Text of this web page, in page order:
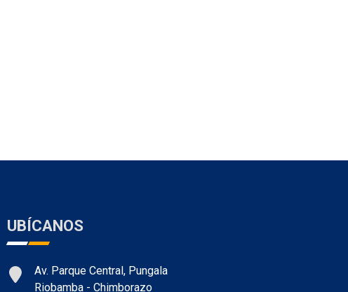
UBÍCANOS
Av. Parque Central, Pungala
Riobamba - Chimborazo